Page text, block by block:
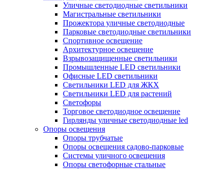
Уличные светодиодные светильники
Магистральные светильники
Прожектора уличные светодиодные
Парковые светодиодные светильники
Спортивное освещение
Архитектурное освещение
Взрывозащищенные светильники
Промышленные LED светильники
Офисные LED светильники
Cветильники LED для ЖКХ
Светильники LED для растений
Светофоры
Торговое светодиодное освещение
Гирлянды уличные светодиодные led
Опоры освещения
Опоры трубчатые
Опоры освещения садово-парковые
Системы уличного освещения
Опоры светофорные стальные